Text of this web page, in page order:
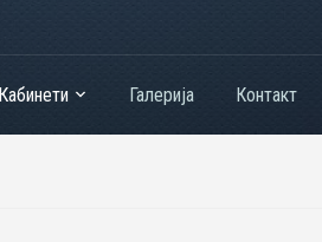
Кабинети Галерија Контакт